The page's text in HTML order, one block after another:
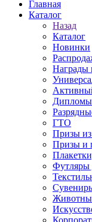
Главная
Каталог
Назад
Каталог
Новинки
Награды
ГТО
Призы из
Призы и
Футляры